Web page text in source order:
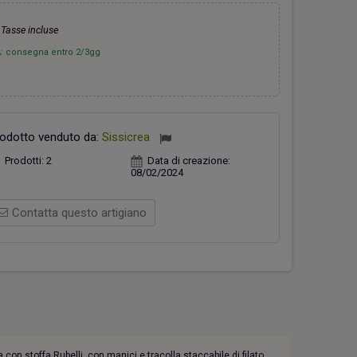
Appendino Faro Rosso Casetta verde
Tasse incluse
consegna entro 2/3gg
venduto da: Sissicrea
Prodotti: 2
Data di creazione:
08/02/2024
Contatta questo artigiano